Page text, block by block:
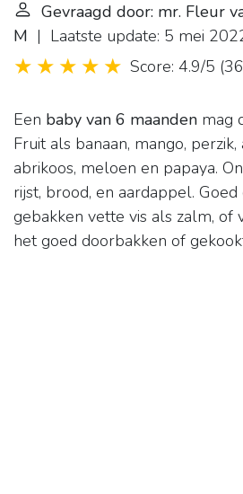
Gevraagd door: mr. Fleur
M | Laatste update: 5 mei
Score: 4.9/5 (
Een baby van 6 maanden mag
Fruit als banaan, mango,
abrikoos, meloen en papaya.
rijst, brood, en aardappel.
gebakken vette vis als zalm, of
het goed doorbakken of